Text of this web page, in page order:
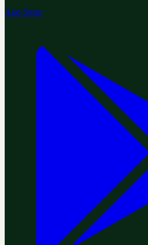
App Store